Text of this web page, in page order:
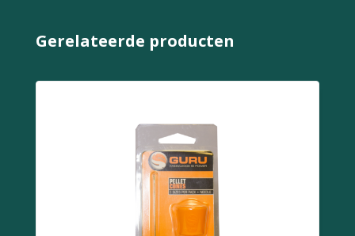
Gerelateerde producten